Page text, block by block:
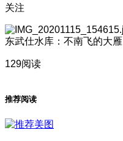
关注
东武仕水库：不南飞的大雁
129阅读
推荐阅读